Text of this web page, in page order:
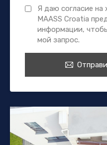
Я даю согласие на
MAASS Croatia
информации,
мой запрос.